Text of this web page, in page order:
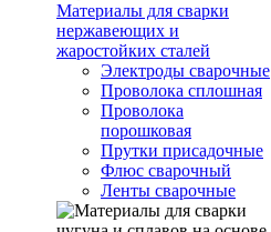
Материалы для сварки
нержавеющих и
жаростойких сталей
Электроды сварочные
Проволока сплошная
Проволока
порошковая
Прутки присадочные
Флюс сварочный
Ленты сварочные